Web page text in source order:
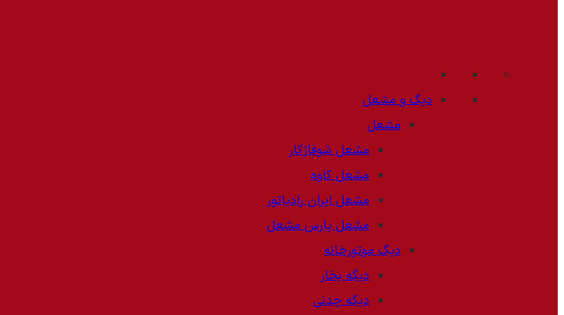
دیگ و مشعل
مشعل
مشعل شوفاژکار
مشعل کاوه
مشعل ایران رادیاتور
مشعل پارس مشعل
دیگ موتورخانه
دیگه بخار
دیگه چدنی